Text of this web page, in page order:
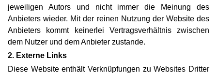
jeweiligen Autors und nicht immer die Meinung des
Anbieters wieder. Mit der reinen Nutzung der Website des
Anbieters kommt keinerlei Vertragsverhältnis zwischen
dem Nutzer und dem Anbieter zustande.
2. Externe Links
Diese Website enthält Verknüpfungen zu Websites Dritter